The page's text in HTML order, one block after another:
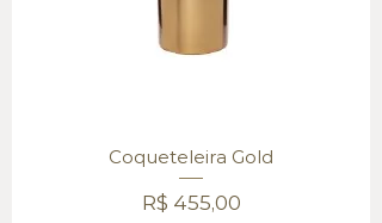
Coqueteleira Gold
Preço
R$ 455,00